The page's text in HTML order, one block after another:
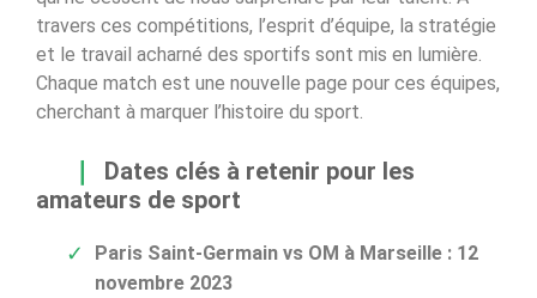
travers ces compétitions, l’esprit d’équipe, la stratégie
et le travail acharné des sportifs sont mis en lumière.
Chaque match est une nouvelle page pour ces équipes,
cherchant à marquer l’histoire du sport.
Dates clés à retenir pour les
amateurs de sport
Paris Saint-Germain vs OM à Marseille : 12
novembre 2023